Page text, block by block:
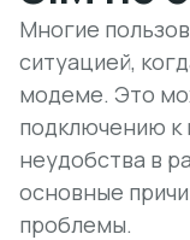
Многие
ситуацией,
модеме. Это
подключению к
неудобства в
основные
проблемы.